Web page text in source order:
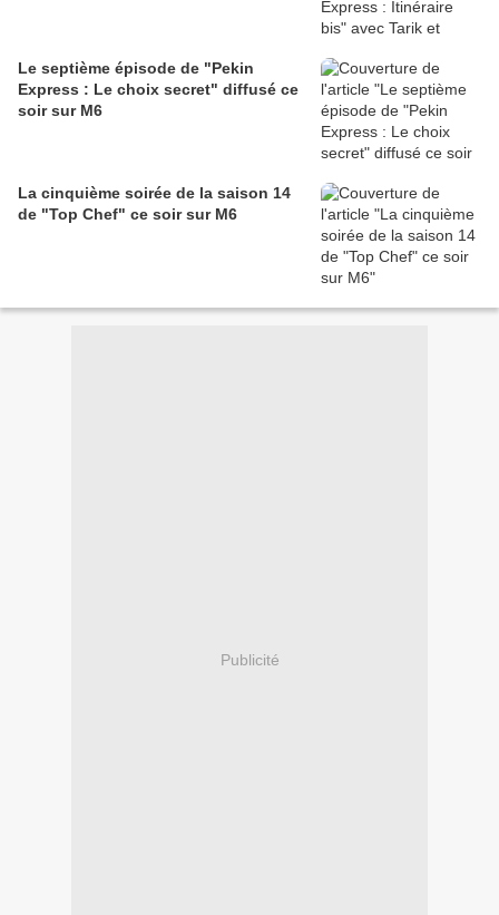
Le septième épisode de "Pekin
Express : Le choix secret" diffusé ce
soir sur M6
La cinquième soirée de la saison 14
de "Top Chef" ce soir sur M6
Publicité